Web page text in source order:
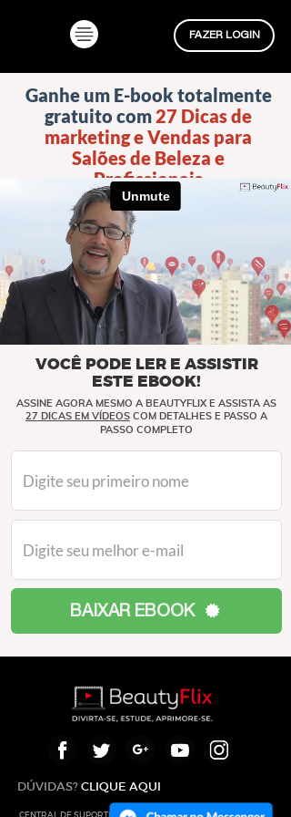
FAZER LOGIN
Ganhe um E-book totalmente
gratuito com27 Dicas de
marketing e Vendas para
Salões de Beleza e
Profissionais
ASSINE AGORA MESMO A BEAUTYFLIX E ASSISTA AS
27 DICAS EM VÍDEOS COM DETALHES E PASSO A
PASSO COMPLETO​​​​​​​
VOCÊ PODE LER E ASSISTIR
ESTE EBOOK!
BAIXAR EBOOK
CENTRAL DE SUPORTE
DÚVIDAS?CLIQUE AQUI​​​​​​​